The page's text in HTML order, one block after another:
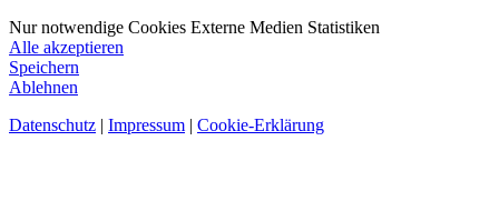
Nur notwendige Cookies Externe Medien Statistiken
Alle akzeptieren
Speichern
Ablehnen
Datenschutz | Impressum | Cookie-Erklärung